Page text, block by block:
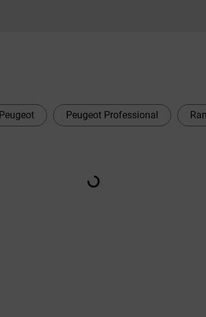
Peugeot Peugeot Professional